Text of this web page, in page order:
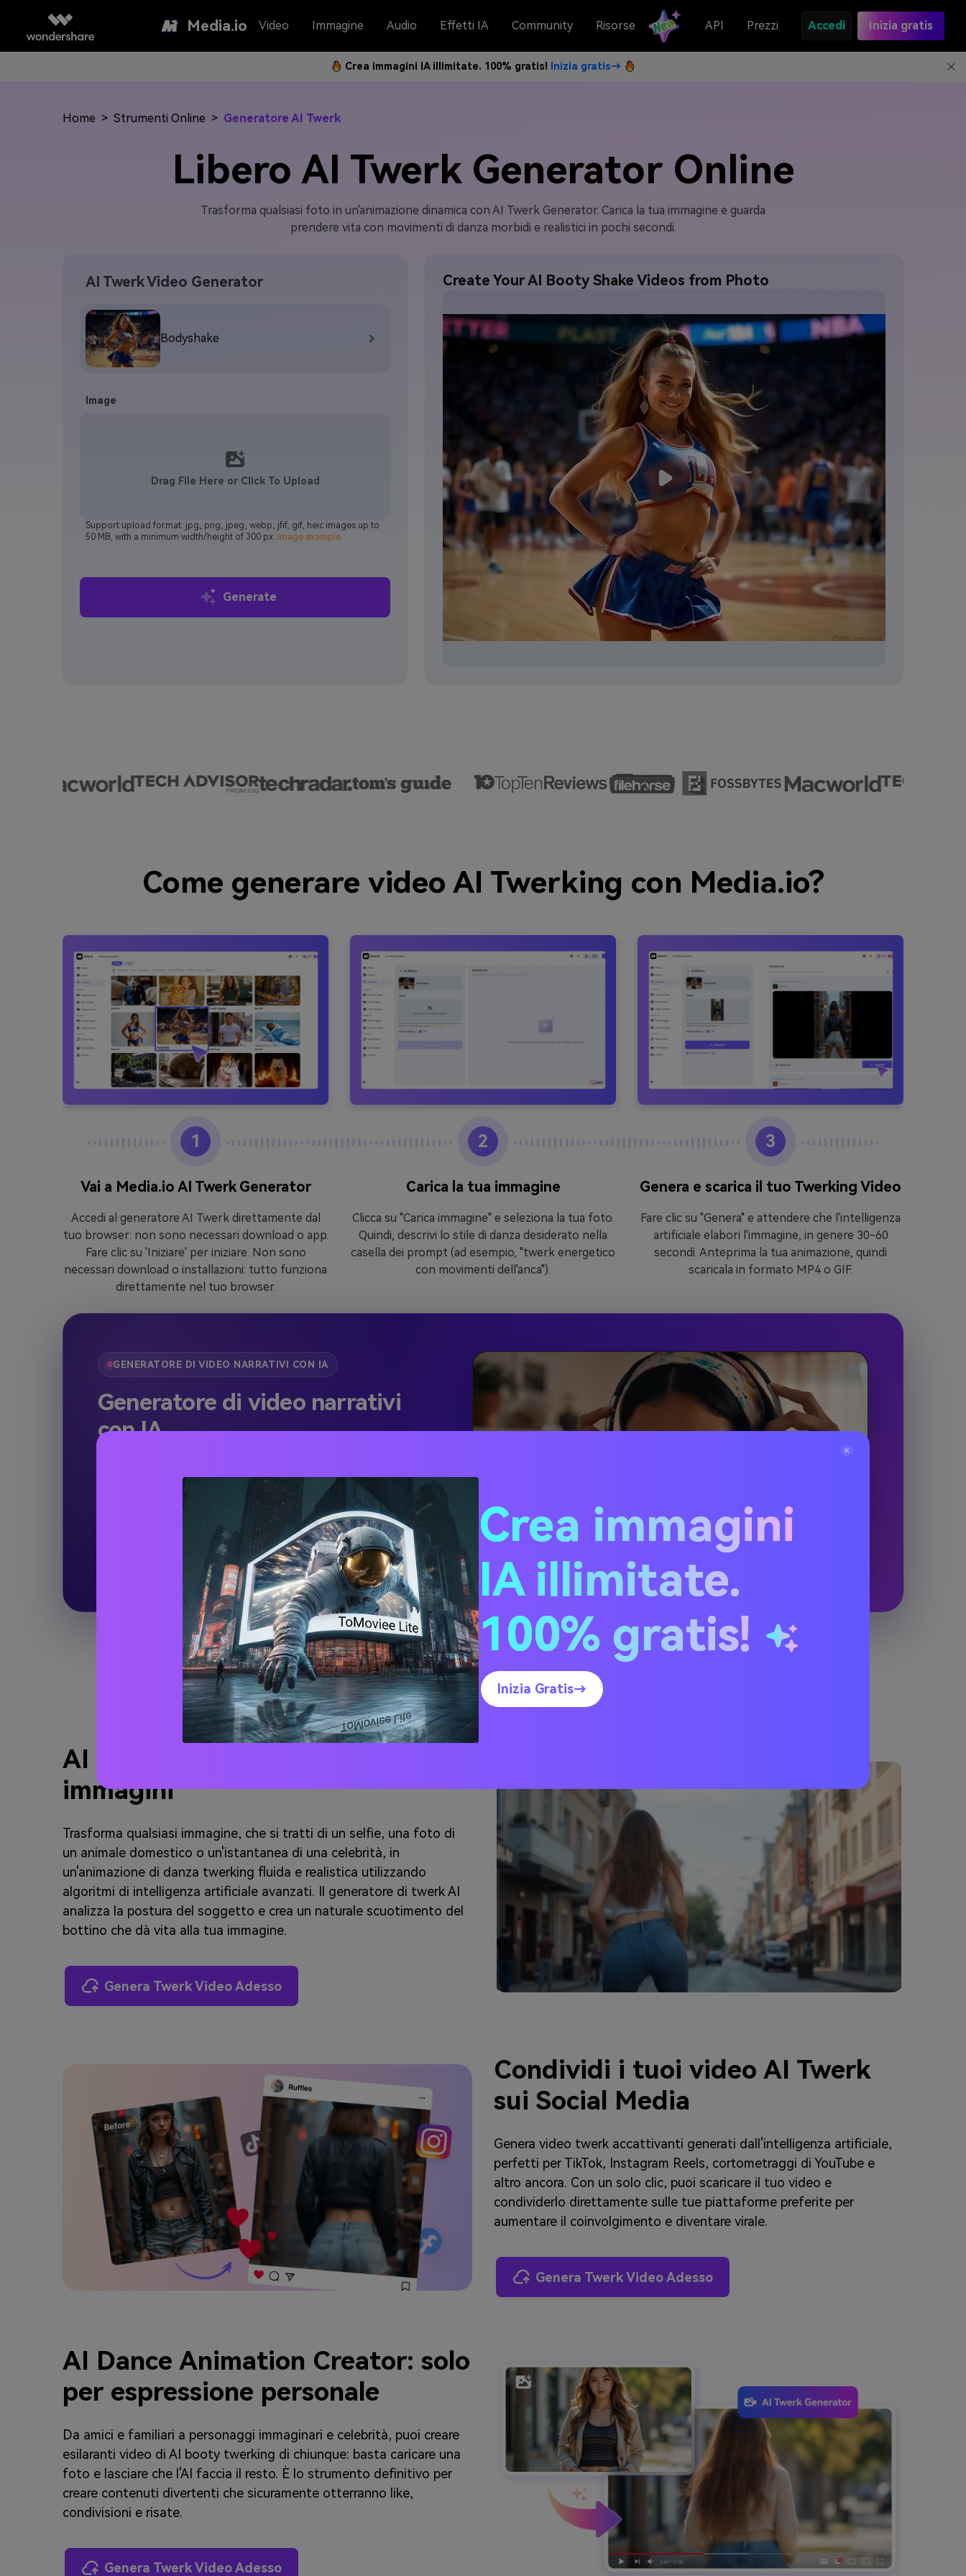
Media.io Video Immagine Audio Effetti IA Community Risorse API Prezzi Accedi Inizia gratis
Crea immagini IA illimitate. 100% gratis! Inizia gratis→
Home > Strumenti Online > Generatore AI Twerk
Libero AI Twerk Generator Online
Trasforma qualsiasi foto in un'animazione dinamica con AI Twerk Generator. Carica la tua immagine e guarda
prendere vita con movimenti di danza morbidi e realistici in pochi secondi.
AI Twerk Video Generator
Bodyshake
Image
Drag File Here or Click To Upload
Support upload format: jpg, png, jpeg, webp, jfif, gif, heic images up to
50 MB, with a minimum width/height of 300 px. image example
Generate
Create Your AI Booty Shake Videos from Photo
Come generare video AI Twerking con Media.io?
1
Vai a Media.io AI Twerk Generator
Accedi al generatore AI Twerk direttamente dal
tuo browser: non sono necessari download o app.
Fare clic su 'Iniziare' per iniziare. Non sono
necessari download o installazioni: tutto funziona
direttamente nel tuo browser.
2
Carica la tua immagine
Clicca su "Carica immagine" e seleziona la tua foto.
Quindi, descrivi lo stile di danza desiderato nella
casella dei prompt (ad esempio, "twerk energetico
con movimenti dell'anca").
3
Genera e scarica il tuo Twerking Video
Fare clic su "Genera" e attendere che l'intelligenza
artificiale elabori l'immagine, in genere 30-60
secondi. Anteprima la tua animazione, quindi
scaricala in formato MP4 o GIF.
GENERATORE DI VIDEO NARRATIVI CON IA
Generatore di video narrativi
con IA
capitolo di un romanzo in un video narrativo
cinematografico con personaggi coerenti.
AI Twerk Video Generator da
immagini
Trasforma qualsiasi immagine, che si tratti di un selfie, una foto di
un animale domestico o un'istantanea di una celebrità, in
un'animazione di danza twerking fluida e realistica utilizzando
algoritmi di intelligenza artificiale avanzati. Il generatore di twerk AI
analizza la postura del soggetto e crea un naturale scuotimento del
bottino che dà vita alla tua immagine.
Genera Twerk Video Adesso
Condividi i tuoi video AI Twerk
sui Social Media
Genera video twerk accattivanti generati dall'intelligenza artificiale,
perfetti per TikTok, Instagram Reels, cortometraggi di YouTube e
altro ancora. Con un solo clic, puoi scaricare il tuo video e
condividerlo direttamente sulle tue piattaforme preferite per
aumentare il coinvolgimento e diventare virale.
Genera Twerk Video Adesso
AI Dance Animation Creator: solo
per espressione personale
Da amici e familiari a personaggi immaginari e celebrità, puoi creare
esilaranti video di AI booty twerking di chiunque: basta caricare una
foto e lasciare che l'AI faccia il resto. È lo strumento definitivo per
creare contenuti divertenti che sicuramente otterranno like,
condivisioni e risate.
Genera Twerk Video Adesso
Crea immagini
IA illimitate.
100% gratis!
Inizia Gratis→